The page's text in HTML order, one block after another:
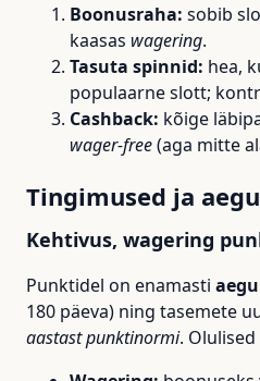
Boonusraha: sobib
kaasas wagering.
Tasuta spinnid: hea,
populaarne slott;
Cashback: kõige
wager-free(aga mitte
Tingimused ja
Kehtivus, wagering
Punktidel on enamasti
180 päeva) ning tasemete
aastast punktinormi.